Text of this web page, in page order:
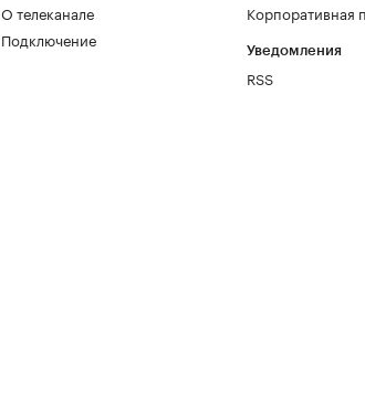
О телеканале
Подключение
Корпоративная
Уведомления
RSS